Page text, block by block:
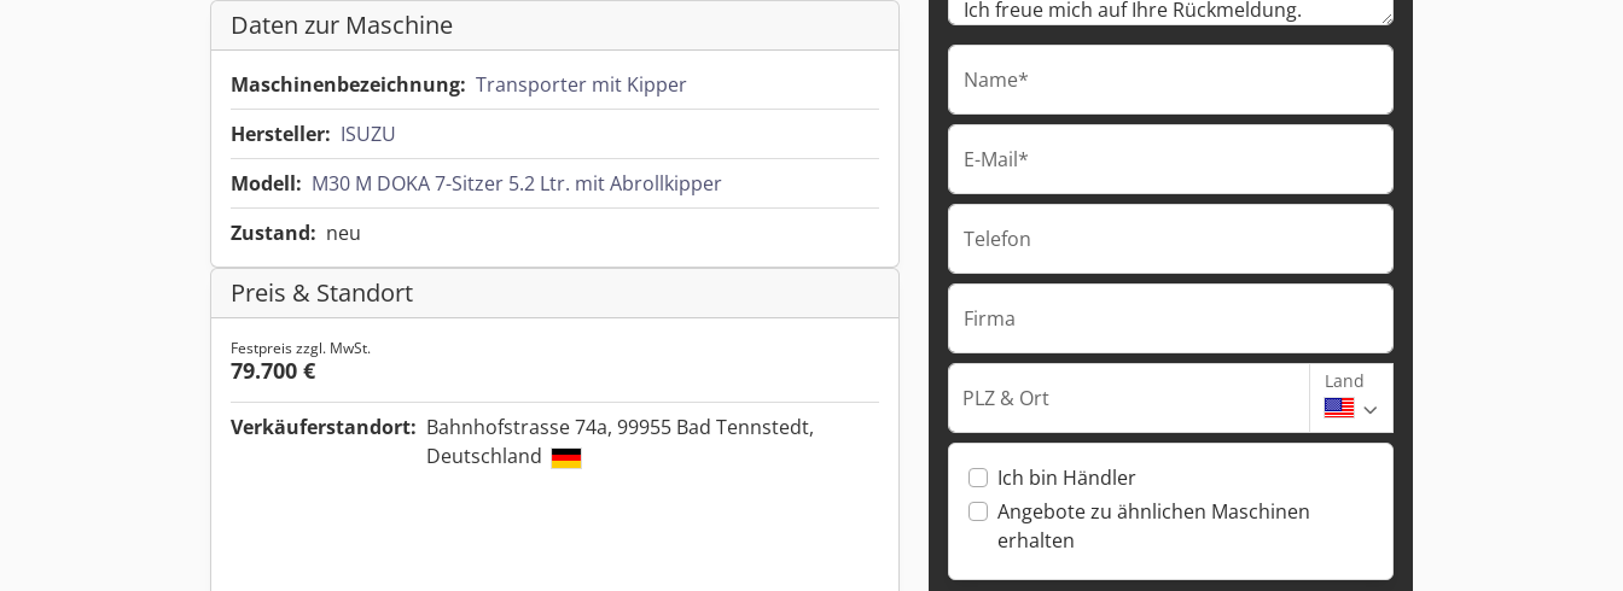
Daten zur Maschine
Maschinenbezeichnung: Transporter mit Kipper
Hersteller: ISUZU
Modell: M30 M DOKA 7-Sitzer 5.2 Ltr. mit Abrollkipper
Zustand: neu
Preis & Standort
Festpreis zzgl. MwSt.
79.700 €
Verkäuferstandort: Bahnhofstrasse 74a, 99955 Bad Tennstedt,
Deutschland
Name*
E-Mail*
Telefon
Firma
PLZ & Ort
Land
Ich bin Händler
Angebote zu ähnlichen Maschinen
erhalten